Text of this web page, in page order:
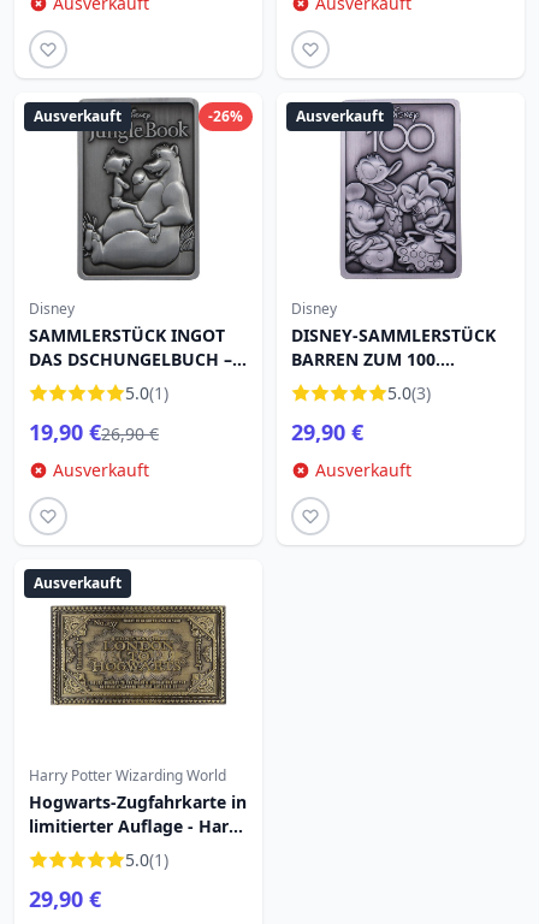
-26%
Ausverkauft
Disney
SAMMLERSTÜCK INGOT
DAS DSCHUNGELBUCH –
LIMITIERTE AUFLAGE
5.0(1)
19,90 €26,90 €
Ausverkauft
Ausverkauft
Disney
DISNEY-SAMMLERSTÜCK
BARREN ZUM 100.
JAHRESTAG – LIMITIERTE
AUFLAGE
5.0(3)
29,90 €
Ausverkauft
Ausverkauft
Harry Potter Wizarding World
Hogwarts-Zugfahrkarte in
limitierter Auflage - Harry
Potter
5.0(1)
29,90 €